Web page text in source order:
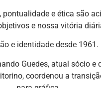
pontualidade e ética são
e nossa vitória
e identidade desde 1961.
Guedes, atual sócio e
coordenou a